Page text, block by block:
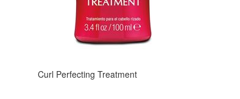
Curl Perfecting Treatment